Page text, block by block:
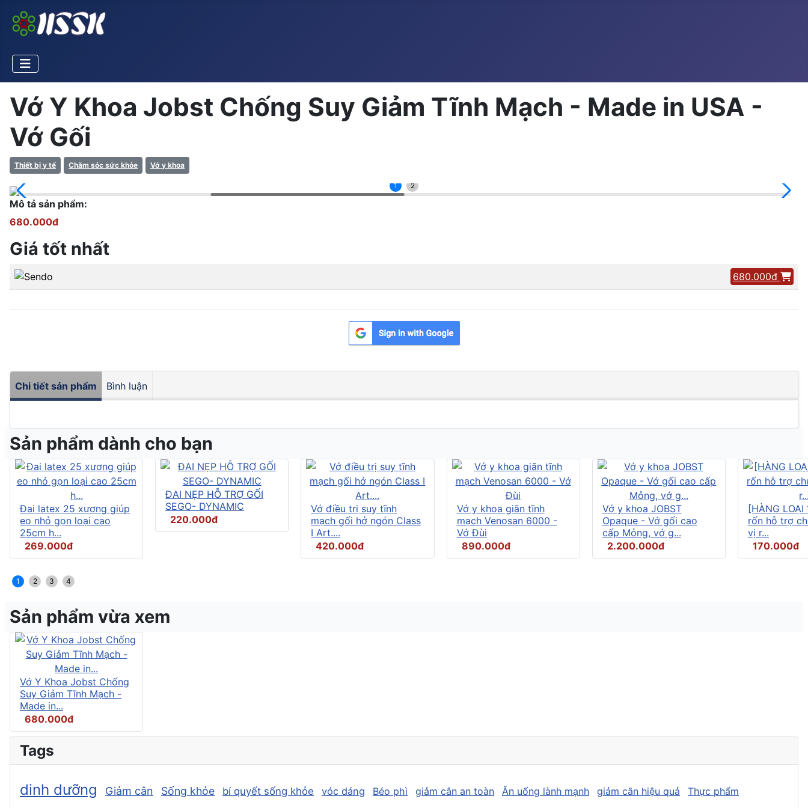
Vớ Y Khoa Jobst Chống Suy Giảm Tĩnh Mạch - Made in USA -
Vớ Gối
Thiết bị y tế Chăm sóc sức khỏe Vớ y khoa
1 2
Mô tả sản phẩm:
680.000đ
Giá tốt nhất
680.000đ
Chi tiết sản phẩm Bình luận
Sản phẩm dành cho bạn
Đai latex 25 xương giúp
eo nhỏ gọn loại cao
25cm h...
269.000đ
ĐAI NẸP HỖ TRỢ GỐI
SEGO- DYNAMIC
220.000đ
Vớ điều trị suy tĩnh
mạch gối hở ngón Class
I Art....
420.000đ
Vớ y khoa giãn tĩnh
mạch Venosan 6000 -
Vớ Đùi
890.000đ
Vớ y khoa JOBST
Opaque - Vớ gối cao
cấp Mỏng, vớ g...
2.200.000đ
[HÀNG
rốn hỗ trợ
vị r...
170.000đ
1 2 3 4
Sản phẩm vừa xem
Vớ Y Khoa Jobst Chống
Suy Giảm Tĩnh Mạch -
Made in...
680.000đ
Tags
dinh dưỡng Giảm cân Sống khỏe bí quyết sống khỏe vóc dáng Béo phì giảm cân an toàn Ăn uống lành mạnh giảm cân hiệu quả Thực phẩm